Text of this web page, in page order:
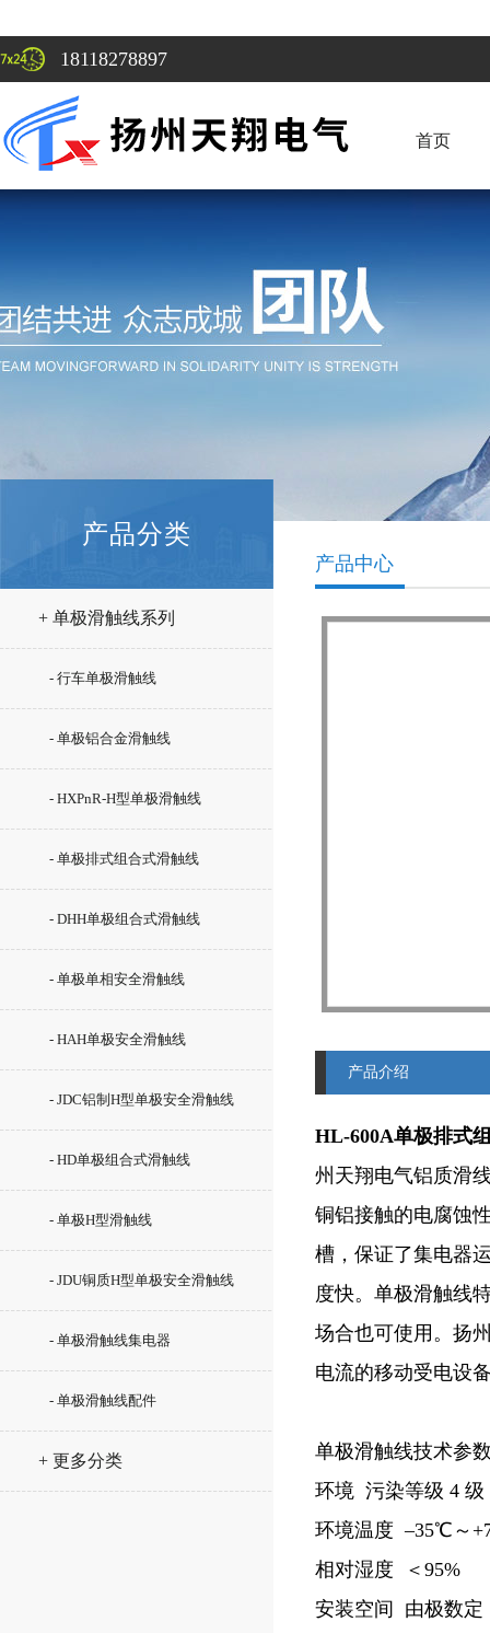
18118278897
首页
产品分类
+ 单极滑触线系列
- 行车单极滑触线
- 单极铝合金滑触线
- HXPnR-H型单极滑触线
- 单极排式组合式滑触线
- DHH单极组合式滑触线
- 单极单相安全滑触线
- HAH单极安全滑触线
- JDC铝制H型单极安全滑触线
- HD单极组合式滑触线
- 单极H型滑触线
- JDU铜质H型单极安全滑触线
- 单极滑触线集电器
- 单极滑触线配件
+ 更多分类
产品中心
产品介绍
HL-600A单极排式
州天翔电气铝质滑
铜铝接触的电腐蚀
槽，保证了集电器
度快。单极滑触线
场合也可使用。扬
电流的移动受电设
单极滑触线技术参
环境 污染等级 4 级
环境温度 –35℃～
相对湿度 ＜95%
安装空间 由极数定